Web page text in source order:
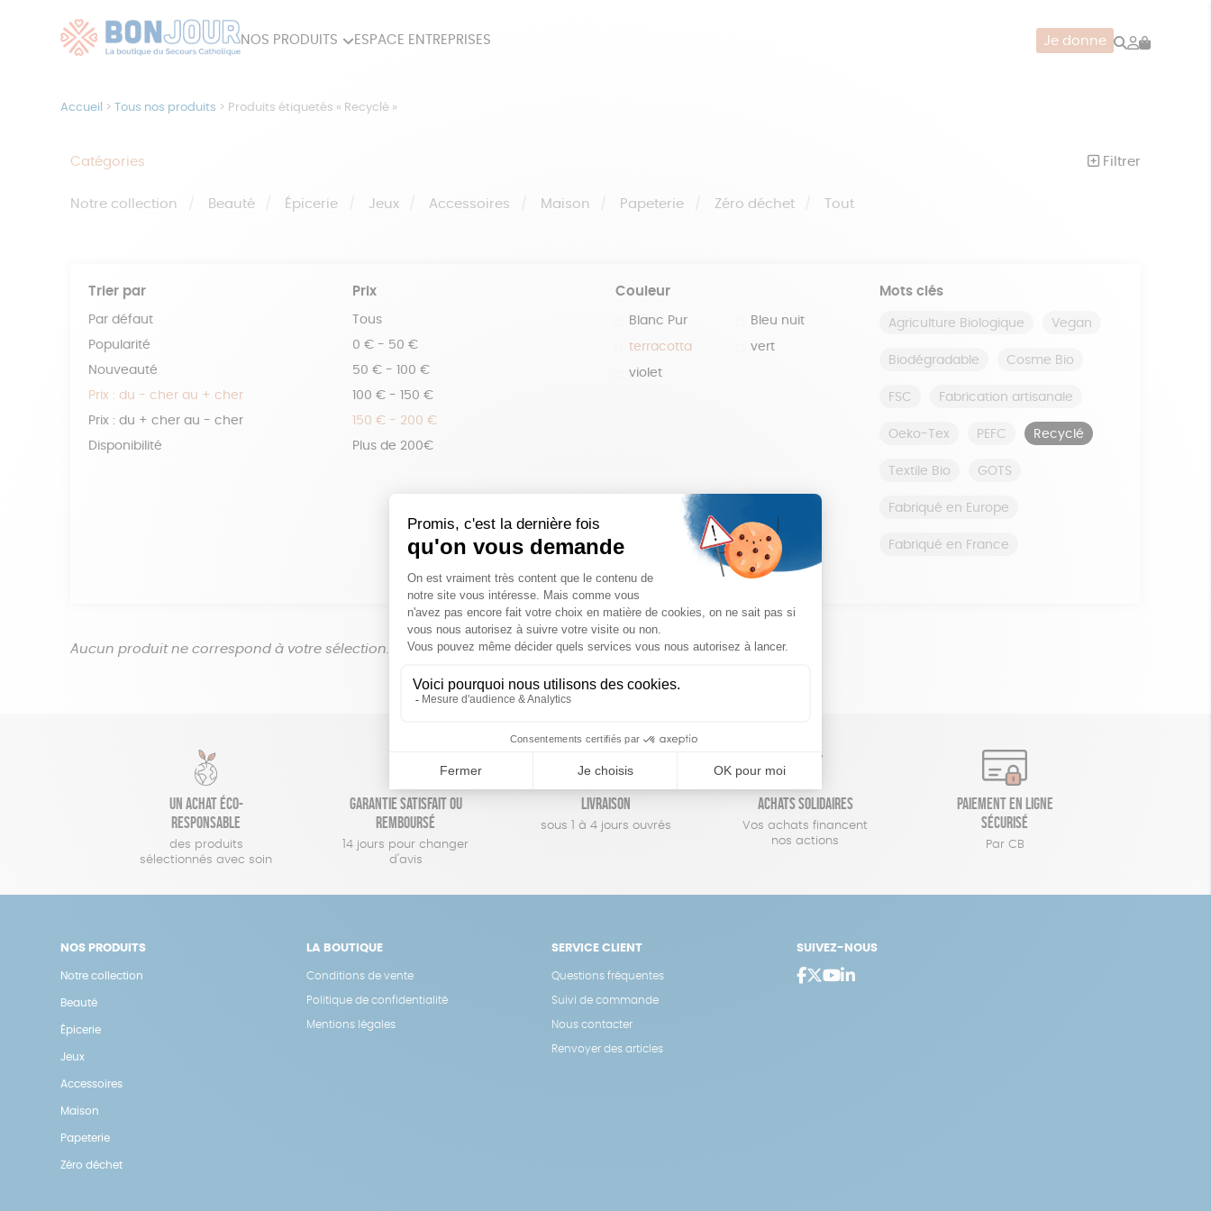
NOS PRODUITS ESPACE ENTREPRISES Je donne Rechercher
Mon
Accueil >Tous nos produits > Produits étiquetés « Recyclé »
Catégories Filtrer
Notre collection Beauté Épicerie Jeux Accessoires Maison Papeterie Zéro déchet Tout
Trier par
Par défaut
Popularité
Nouveauté
Prix : du - cher au + cher
Prix : du + cher au - cher
Disponibilité
Prix
Tous
0 € - 50 €
50 € - 100 €
100 € - 150 €
150 € - 200 €
Plus de 200€
Couleur
Blanc Pur Bleu nuit
terracotta vert
violet
Mots clés
Agriculture Biologique Vegan
Biodégradable Cosme Bio
FSC Fabrication artisanale
Oeko-Tex PEFC Recyclé
Textile Bio GOTS
Fabriqué en Europe
Fabriqué en France
réinitialiser les filtres
Aucun produit ne correspond à votre sélection.
Un achat éco-
responsable
des produits
sélectionnés avec soin
Garantie satisfait ou
remboursé
14 jours pour changer
d'avis
Livraison
sous 1 à 4 jours ouvrés
Achats solidaires
Vos achats financent
nos actions
Paiement en ligne
sécurisé
Par CB
NOS PRODUITS
Notre collection
Beauté
Épicerie
Jeux
Accessoires
Maison
Papeterie
Zéro déchet
LA BOUTIQUE
Conditions de vente
Politique de confidentialité
Mentions légales
SERVICE CLIENT
Questions fréquentes
Suivi de commande
Nous contacter
Renvoyer des articles
SUIVEZ-NOUS